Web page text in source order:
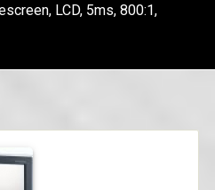
LCD, 5ms, 800:1,